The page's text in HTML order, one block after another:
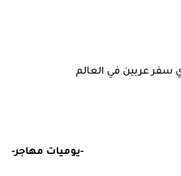
سفر عربين في العالم
-يوميات مهاجر-